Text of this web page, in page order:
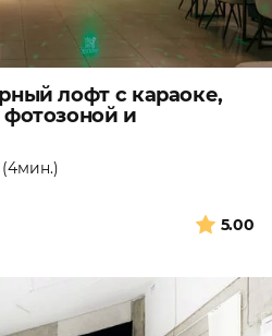
лофт с караоке,
и
5.00